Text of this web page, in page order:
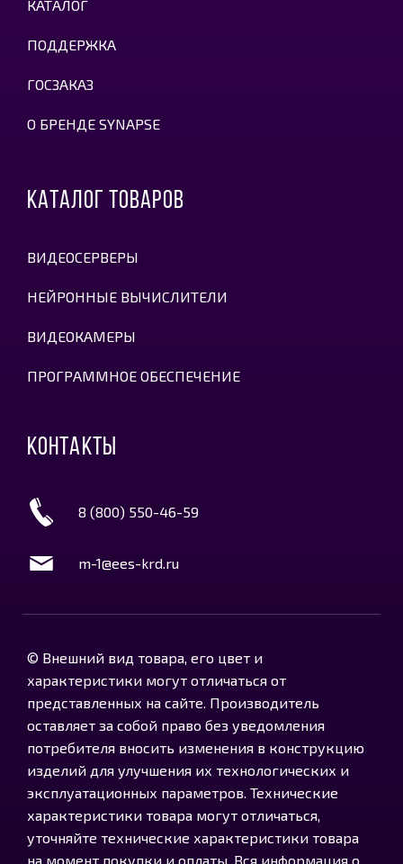
КАТАЛОГ
ПОДДЕРЖКА
ГОСЗАКАЗ
О БРЕНДЕ SYNAPSE
КАТАЛОГ ТОВАРОВ
ВИДЕОСЕРВЕРЫ
НЕЙРОННЫЕ ВЫЧИСЛИТЕЛИ
ВИДЕОКАМЕРЫ
ПРОГРАММНОЕ ОБЕСПЕЧЕНИЕ
КОНТАКТЫ
8 (800) 550-46-59
m-1@ees-krd.ru
© Внешний вид товара, его цвет и
характеристики могут отличаться от
представленных на сайте. Производитель
оставляет за собой право без уведомления
потребителя вносить изменения в конструкцию
изделий для улучшения их технологических и
эксплуатационных параметров. Технические
характеристики товара могут отличаться,
уточняйте технические характеристики товара
на момент покупки и оплаты. Вся информация о